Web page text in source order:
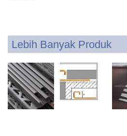
Lebih Banyak Produk